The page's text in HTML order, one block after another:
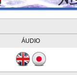
ÁUDIO